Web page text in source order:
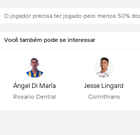
O jogador precisa ter jogado pelo menos 50%
Você também pode se interessar
Ángel Di María
Rosario Central
Jesse Lingard
Corinthians